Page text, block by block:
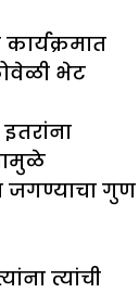
भेट
जगण्याचा गुण
त्यांची